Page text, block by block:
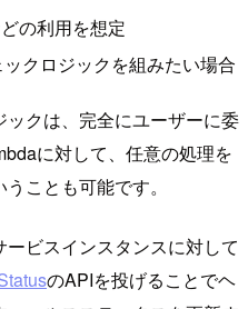
の利用を想定
クロジックを組みたい場合
クは、完全にユーザーに委
に対して、任意の処理を
ことも可能です。
ビスインスタンスに対して
のAPIを投げることでヘ